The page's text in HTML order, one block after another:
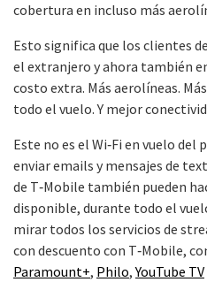
cobertura en incluso más
Esto significa que los clientes
el extranjero y ahora también
costo extra. Más aerolíneas.
todo el vuelo. Y mejor
Este no es el Wi‑Fi en vuelo del
enviar emails y mensajes de
de T‑Mobile también pueden
disponible, durante todo el
mirar todos los servicios de
con descuento con T‑Mobile,
Paramount+, Philo,YouTube TV